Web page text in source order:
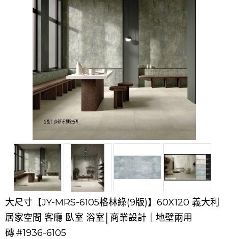
LINE官方帳號@a0975005573
大尺寸【JY-MRS-6105格林綠(9版)】60X120 義大利
居家空間 客廳 臥室 浴室│商業設計｜地壁兩用
磚.#1936-6105